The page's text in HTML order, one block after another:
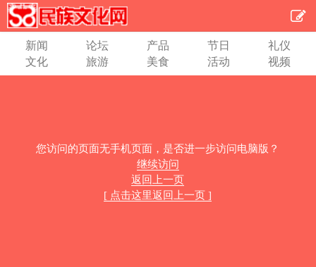
新闻 论坛 产品 节日
礼仪
文化
旅游 美食 活动 视频
您访问的页面无手机页面，是否进一步访问电脑版？
继续访问
返回上一页
[ 点击这里返回上一页 ]